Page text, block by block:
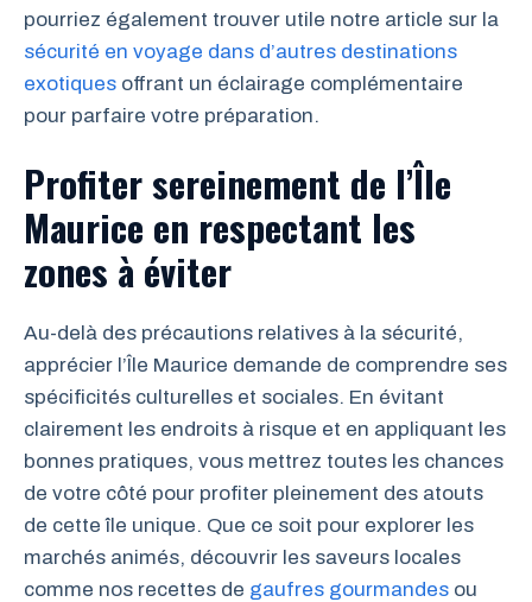
pourriez également trouver utile notre article sur la
sécurité en voyage dans d’autres destinations
exotiques offrant un éclairage complémentaire
pour parfaire votre préparation.
Profiter sereinement de l’Île
Maurice en respectant les
zones à éviter
Au-delà des précautions relatives à la sécurité,
apprécier l’Île Maurice demande de comprendre ses
spécificités culturelles et sociales. En évitant
clairement les endroits à risque et en appliquant les
bonnes pratiques, vous mettrez toutes les chances
de votre côté pour profiter pleinement des atouts
de cette île unique. Que ce soit pour explorer les
marchés animés, découvrir les saveurs locales
comme nos recettes de gaufres gourmandes ou